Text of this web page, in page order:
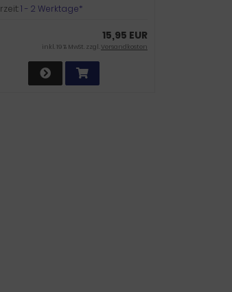
1 - 2 Werktage*
15,95 EUR
inkl. 19 % MwSt. zzgl.Versandkosten